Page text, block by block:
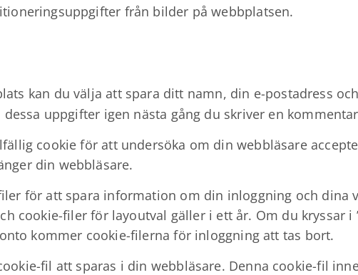
från bilder på webbplatsen.
kan du välja att spara ditt namn, din e-postadress
uppgifter igen nästa gång du skriver en
cookie för att undersöka om din webbläsare
din webbläsare.
för att spara information om din inloggning och dina
cookie-filer för layoutval gäller i ett år. Om du kryssar i
kommer cookie-filerna för inloggning att tas bort.
fil att sparas i din webbläsare. Denna cookie-fil